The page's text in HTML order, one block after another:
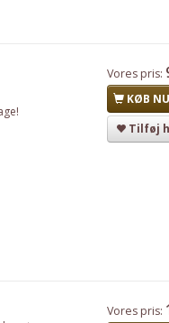
Vores pris:
KØB NU
Tilføj
Vores pris: